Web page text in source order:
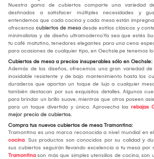
Nuestra gama de cubiertos comparte una variedad
destinados a satisfacer múltiples necesidades y
entendemos que cada cocina y cada mesa están
ofrecemos cubiertos de mesa desde estilos clásicos y
minimalistas y de diseño ultramoderno.Ya sea que estés
tu café matutino, tenedores elegantes para una cena
para ocasiones de cualquier tipo, en Oechsle.pe tenemos
Cubiertos de mesa a precios insuperables sólo en Oechsle:
Además de los diseños, ofrecemos una gran variedad
inoxidable resistente y de bajo mantenimiento hasta los
duraderos que aportan un toque de lujo a cualquier
también destacan por sus exquisitos detalles. Algunos
para brindar un brillo suave, mientras que otros poseen
para un toque divertido y único. Aprovecha las rebajas
mejor precio de cubiertos.
Compra tus nuevos cubiertos de mesa Tramontina:
Tramontina es una marca reconocida a nivel mundial en
cocina. Sus productos son conocidos por su calidad y
sus cubiertos seguirán llevando excelencia a tu mesa por
Tramontina son más que simples utensilios de cocina, son